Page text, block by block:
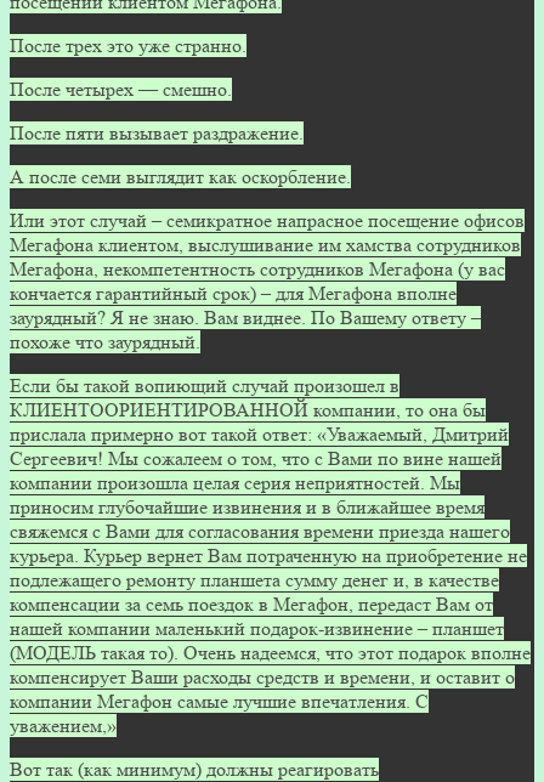
После трех это уже странно.
После четырех — смешно.
После пяти вызывает раздражение.
А после семи выглядит как оскорбление.
Или этот случай – семикратное напрасное посещение офисов
Мегафона клиентом, выслушивание им хамства сотрудников
Мегафона, некомпетентность сотрудников Мегафона (у вас
кончается гарантийный срок) – для Мегафона вполне
заурядный? Я не знаю. Вам виднее. По Вашему ответу –
похоже что заурядный.
Если бы такой вопиющий случай произошел в
КЛИЕНТООРИЕНТИРОВАННОЙ компании, то она бы
прислала примерно вот такой ответ: «Уважаемый, Дмитрий
Сергеевич! Мы сожалеем о том, что с Вами по вине нашей
компании произошла целая серия неприятностей. Мы
приносим глубочайшие извинения и в ближайшее время
свяжемся с Вами для согласования времени приезда нашего
курьера. Курьер вернет Вам потраченную на приобретение не
подлежащего ремонту планшета сумму денег и, в качестве
компенсации за семь поездок в Мегафон, передаст Вам от
нашей компании маленький подарок-извинение – планшет
(МОДЕЛЬ такая то). Очень надеемся, что этот подарок вполне
компенсирует Ваши расходы средств и времени, и оставит о
компании Мегафон самые лучшие впечатления. С
уважением,»
Вот так (как минимум) должны реагировать